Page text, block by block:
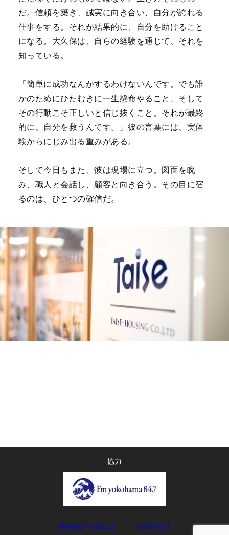
だ。信頼を築き、誠実に向き合い、自分が誇れる
仕事をする。それが結果的に、自分を助けること
になる。大久保は、自らの経験を通じて、それを
知っている。
「簡単に成功なんかするわけないんです。でも誰
かのためにひたむきに一生懸命やること、そして
その行動こそ正しいと信じ抜くこと。それが最終
的に、自分を救うんです。」彼の言葉には、実体
験からにじみ出る重みがある。
そして今日もまた、彼は現場に立つ。 図面を睨
み、職人と会話し、顧客と向き合う。 その目に宿
るのは、ひとつの確信だ。
協力
PRIVACY POLICY CONTACT